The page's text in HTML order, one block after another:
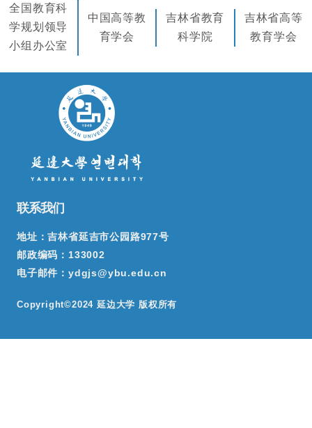
全国教育科
学规划领导
小组办公室
中国高等教
育学会
吉林省教育
科学院
吉林省高等
教育学会
联系我们
地址：吉林省延吉市公园路977号
邮政编码：133002
电子邮件：ydgjs@ybu.edu.cn
Copyright©2024 延边大学 版权所有